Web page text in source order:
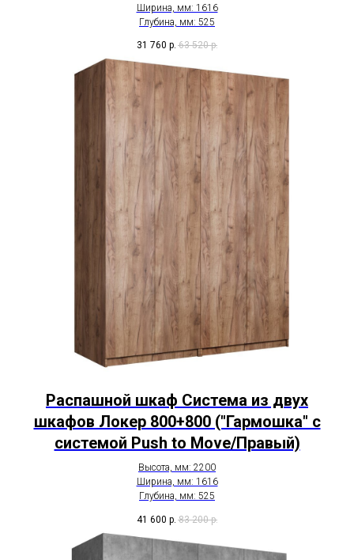
Ширина, мм: 1616
Глубина, мм: 525
31 760 р. 63 520 р.
Распашной шкаф Система из двух
шкафов Локер 800+800 ("Гармошка" с
системой Push to Move/Правый)
Высота, мм: 2200
Ширина, мм: 1616
Глубина, мм: 525
41 600 р. 83 200 р.